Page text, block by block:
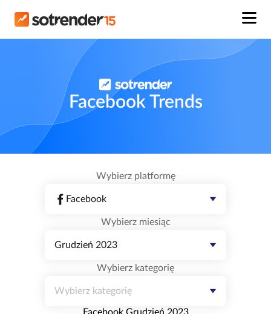
Facebook Trends
Wybierz platformę
Facebook
Wybierz miesiąc
Grudzień 2023
Wybierz kategorię
Wybierz kategorię